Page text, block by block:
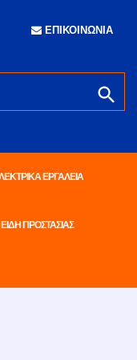
ΕΠΙΚΟΙΝΩΝΙΑ
ΕΡΓΑΛΕΙΑ
ΕΙΔΗ ΠΡΟΣΤΑΣΙΑΣ